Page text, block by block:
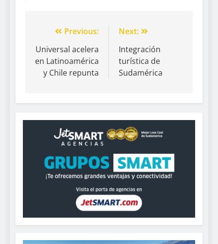
Previous:
Universal acelera
en Latinoamérica
y Chile repunta
Next:
Integración
turística de
Sudamérica